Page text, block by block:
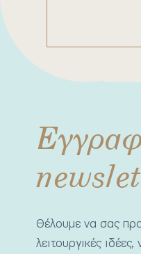
Θέλουμε να σας
λειτουργικές